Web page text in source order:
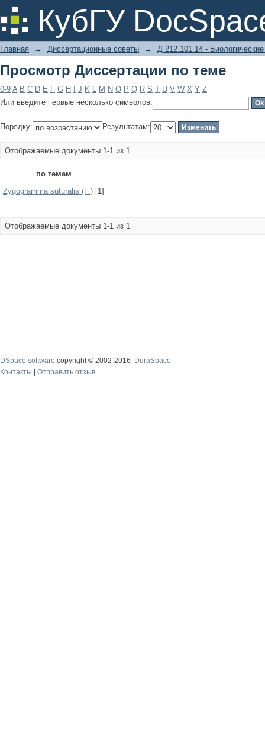
КубГУ
Просмотр Диссертации по теме
Главная → Диссертационные советы → Д 212.101.14 - Биологические
Просмотр Диссертации по теме
0-9 A B C D E F G H J K L M N O P Q R S T U V W X Y Z
Или введите первые несколько символов:
Порядку: Результатам:
Отображаемые документы 1-1 из 1
по темам
Zygogramma suturalis (F.) [1]
Отображаемые документы 1-1 из 1
DSpace software copyright © 2002-2016
DuraSpace
Контакты
Отправить отзыв